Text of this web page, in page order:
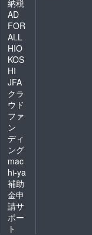
納税
AD
FOR
ALL
HIO
KOS
HI
JFA
クラ
ウド
ファ
ン
ディ
ング
mac
hi-ya
補助
金申
請サ
ポー
ト